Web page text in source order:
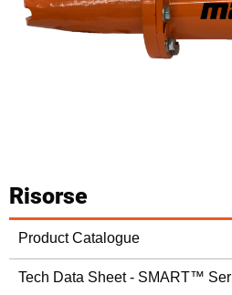
Risorse
Product Catalogue
Tech Data Sheet - SMART™